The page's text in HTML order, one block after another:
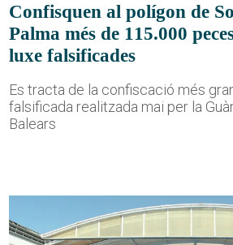
Confisquen al polígon de
Palma més de 115.000
luxe falsificades
Es tracta de la confiscació més
falsificada realitzada mai per la
Balears